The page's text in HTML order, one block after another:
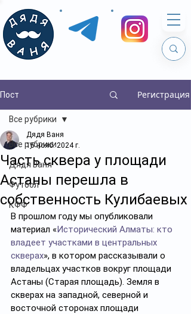
Пост Регистрация
Все рубрики
Дядя Ваня
Футбол
КФФ
Все рубрики
Часть сквера у площади
Астаны перешла в
собственность Кулибаевых
Дядя Ваня
15 нояб. 2024 г.
В прошлом году мы опубликовали
материал «Исторический Алматы: кто
владеет участками в центральных
скверах», в котором рассказывали о
владельцах участков вокруг площади
Астаны (Старая площадь). Земля в
скверах на западной, северной и
восточной сторонах площади